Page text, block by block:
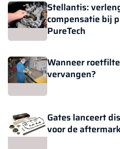
Stellantis:
compensatie bij
PureTech
Wanneer
vervangen?
Gates lanceert
voor de